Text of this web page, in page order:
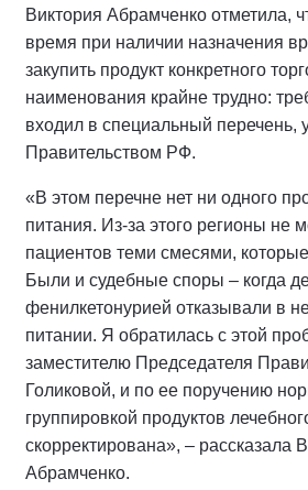
Виктория Абрамченко отметила,
время при наличии назначения
закупить продукт конкретного
наименования крайне трудно:
входил в специальный перечень,
Правительством РФ.
«В этом перечне нет ни одного
питания. Из-за этого регионы не
пациентов теми смесями,
Были и судебные споры – когда
фенилкетонурией отказывали в
питании. Я обратилась с этой
заместителю Председателя
Голиковой, и по ее поручению
группировкой продуктов
скорректирована», – рассказала
Абрамченко.